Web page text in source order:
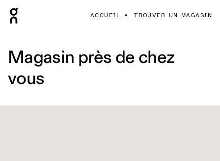
ACCUEIL TROUVER UN MAGASIN
Magasin près de chez
vous